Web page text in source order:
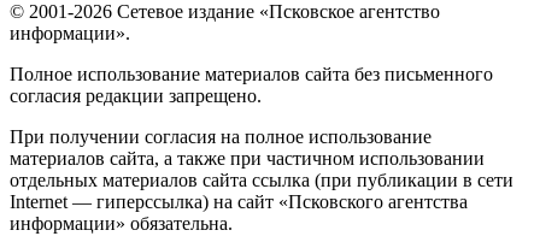
© 2001-2026 Сетевое издание «Псковское агентство
информации».
Полное использование материалов сайта без письменного
согласия редакции запрещено.
При получении согласия на полное использование
материалов сайта, а также при частичном использовании
отдельных материалов сайта ссылка (при публикации в сети
Internet — гиперссылка) на сайт «Псковского агентства
информации» обязательна.